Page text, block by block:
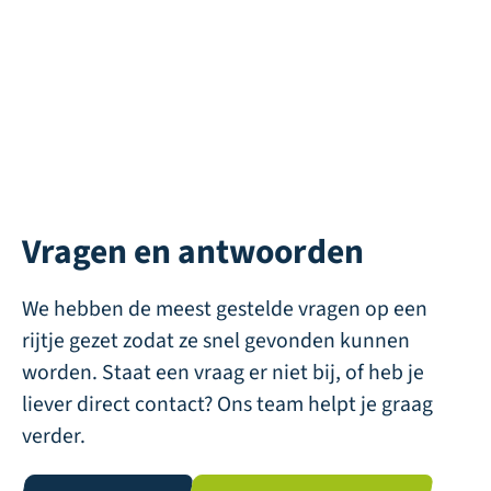
Vragen en antwoorden
We hebben de meest gestelde vragen op een
rijtje gezet zodat ze snel gevonden kunnen
worden. Staat een vraag er niet bij, of heb je
liever direct contact? Ons team helpt je graag
verder.